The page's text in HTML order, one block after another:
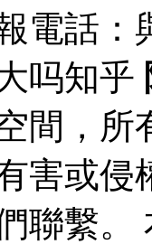
電話：
吗知乎
間，所
害或侵
聯繫。